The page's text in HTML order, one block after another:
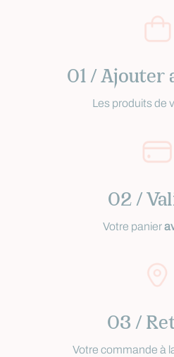
01 / Ajouter
Les produits de
02 /
Votre panier
03 /
Votre commande à